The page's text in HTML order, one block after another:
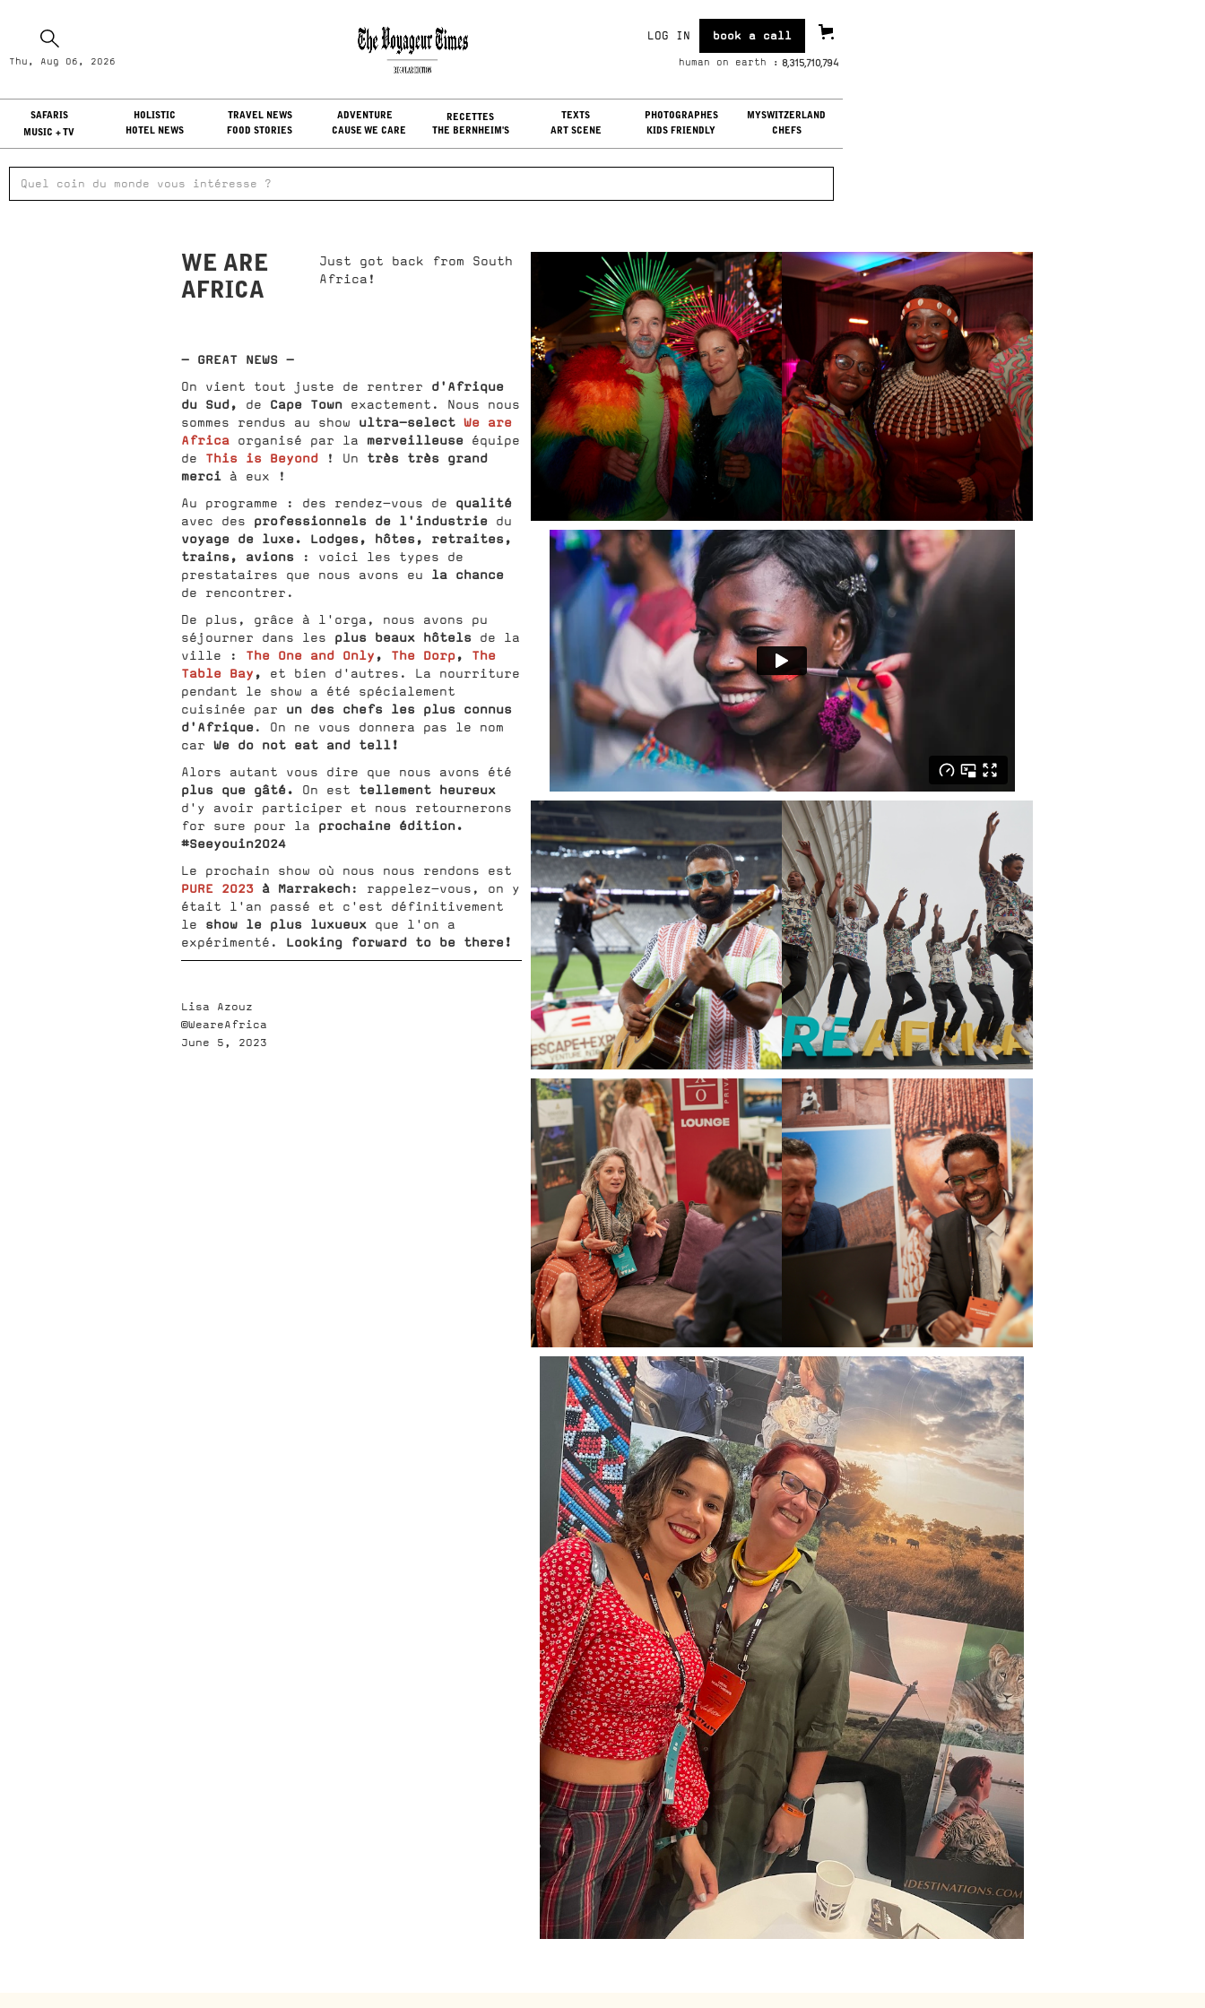
Thu, Aug 06, 2026
LOG IN book a call
human on earth : 8,315,710,796
SAFARIS HOLISTIC TRAVEL NEWS ADVENTURE RECETTES TEXTS PHOTOGRAPHES
MYSWITZERLAND
MUSIC + TV
HOTEL NEWS FOOD STORIES CAUSE WE CARE THE BERNHEIM'S ART SCENE KIDS FRIENDLY CHEFS
Thu, Aug 06, 2026
LOG IN
WE ARE
AFRICA
Just got back from South
Africa!
- GREAT NEWS -
On vient tout juste de rentrer d'Afrique
du Sud,
de Cape Town exactement. Nous nous
sommes rendus au show ultra-select We are
Africa organisé par la merveilleuse
équipe
de
This is Beyond ! Un très très grand
merci à eux !
Au programme : des rendez-vous de
qualité
avec des professionnels de l'industrie du
voyage de luxe. Lodges, hôtes, retraites,
trains, avions : voici les types de
prestataires que nous avons eu la chance
de rencontrer.
De plus, grâce à l'orga, nous avons pu
séjourner dans les plus beaux hôtels de la
ville : The One and Only , The Dorp, The
Table Bay ,
et bien d'autres. La nourriture
pendant le show a été spécialement
cuisinée par un des chefs les plus connus
d'Afrique. On ne vous donnera pas le nom
car We do not eat and tell!
Alors autant vous dire que nous avons été
plus que gâté. On est tellement heureux
d'y avoir participer et nous retournerons
for sure pour la
prochaine édition.
#Seeyouin2024
Le prochain show où nous nous rendons est
PURE 2023 à Marrakech: rappelez-vous, on y
était l'an passé et c'est définitivement
le show le plus luxueux
que l'on a
expérimenté. Looking forward to be there!
Lisa Azouz
©WeareAfrica
June 5, 2023